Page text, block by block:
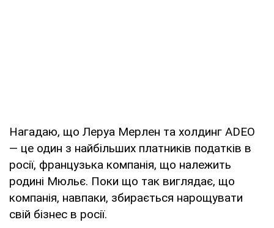
Нагадаю, що Леруа Мерлен та холдинг ADEO
— це один з найбільших платників податків в
росії, французька компанія, що належить
родині Мюльє. Поки що так виглядає, що
компанія, навпаки, збирається нарощувати
свій бізнес в росії.